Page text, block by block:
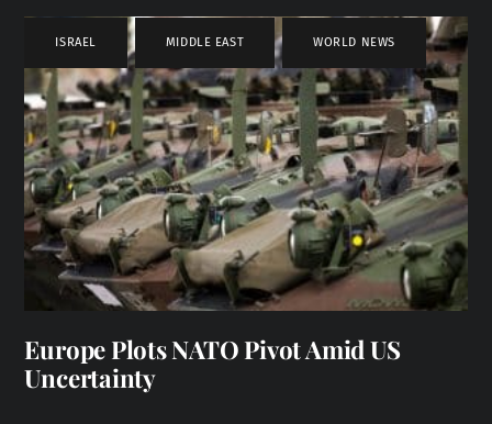
ISRAEL , MIDDLE EAST , WORLD NEWS
Europe Plots NATO Pivot Amid US
Uncertainty